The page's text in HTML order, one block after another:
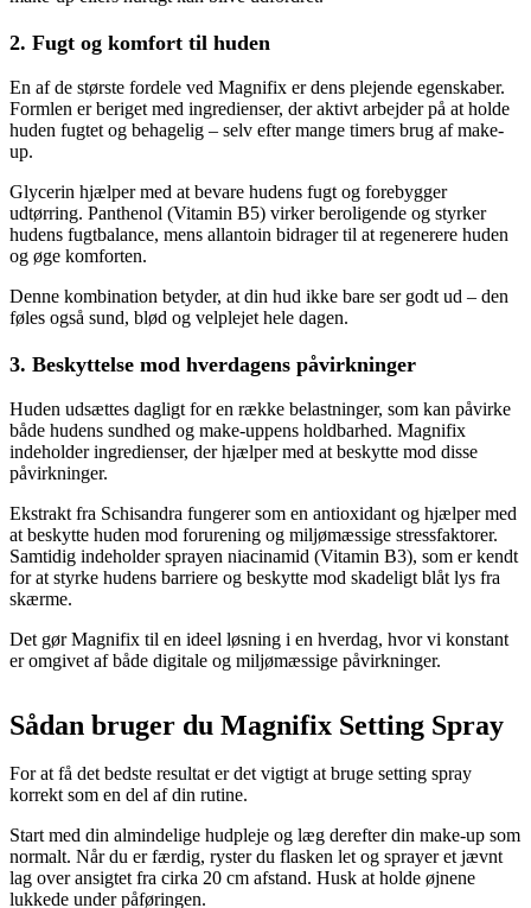
2. Fugt og komfort til huden
En af de største fordele ved Magnifix er dens plejende egenskaber.
Formlen er beriget med ingredienser, der aktivt arbejder på at holde
huden fugtet og behagelig – selv efter mange timers brug af make-
up.
Glycerin hjælper med at bevare hudens fugt og forebygger
udtørring. Panthenol (Vitamin B5) virker beroligende og styrker
hudens fugtbalance, mens allantoin bidrager til at regenerere huden
og øge komforten.
Denne kombination betyder, at din hud ikke bare ser godt ud – den
føles også sund, blød og velplejet hele dagen.
3. Beskyttelse mod hverdagens påvirkninger
Huden udsættes dagligt for en række belastninger, som kan påvirke
både hudens sundhed og make-uppens holdbarhed. Magnifix
indeholder ingredienser, der hjælper med at beskytte mod disse
påvirkninger.
Ekstrakt fra Schisandra fungerer som en antioxidant og hjælper med
at beskytte huden mod forurening og miljømæssige stressfaktorer.
Samtidig indeholder sprayen niacinamid (Vitamin B3), som er kendt
for at styrke hudens barriere og beskytte mod skadeligt blåt lys fra
skærme.
Det gør Magnifix til en ideel løsning i en hverdag, hvor vi konstant
er omgivet af både digitale og miljømæssige påvirkninger.
Sådan bruger du Magnifix Setting Spray
For at få det bedste resultat er det vigtigt at bruge setting spray
korrekt som en del af din rutine.
Start med din almindelige hudpleje og læg derefter din make-up som
normalt. Når du er færdig, ryster du flasken let og sprayer et jævnt
lag over ansigtet fra cirka 20 cm afstand. Husk at holde øjnene
lukkede under påføringen.